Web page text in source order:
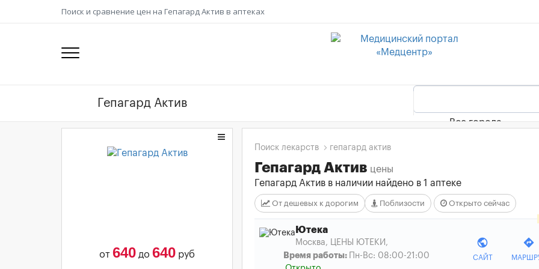
Поиск и сравнение цен на Гепагард Актив в аптеках
Все города
от 640 до 640 руб
Поиск лекарств гепагард актив
Гепагард Актив цены
Гепагард Актив в наличии найдено в 1 аптеке
От дешевых к дорогим Поблизости Открыто сейчас
Ютека
Москва, ЦЕНЫ ЮТЕКИ ,
Время работы:
Пн-Вс: 08:00-21:00
public
САЙТ
directions